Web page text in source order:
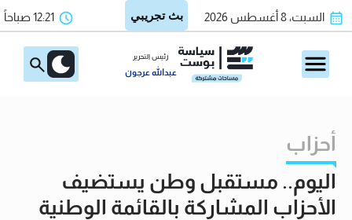
السبت، 8 أغسطس 2026 12:21 صباحاً
رئيس التحرير
عبدالله عرجون
أحزاب
اليوم.. مستقبل وطن يستضيف
الأحزاب المشاركة بالقائمة الوطنية